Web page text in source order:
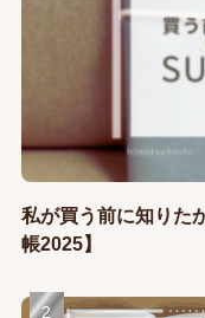
私が買う前に知りた
帳2025】